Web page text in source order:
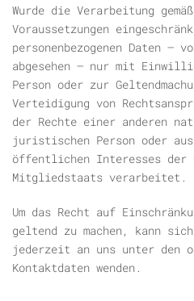
Wurde die Verarbeitung
Voraussetzungen
personenbezogenen Daten –
abgesehen – nur mit
Person oder zur
Verteidigung von
der Rechte einer anderen
juristischen Person oder
öffentlichen Interesses der
Mitgliedstaats verarbeitet.
Um das Recht auf
geltend zu machen, kann
jederzeit an uns unter den
Kontaktdaten wenden.